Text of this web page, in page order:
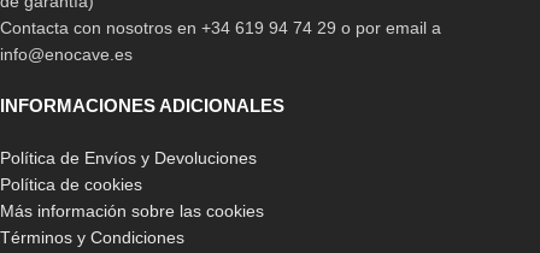
Contacta con nosotros en +34 619 94 74 29 o por email a
info@enocave.es
INFORMACIONES ADICIONALES
Política de Envíos y Devoluciones
Política de cookies
Más información sobre las cookies
Términos y Condiciones